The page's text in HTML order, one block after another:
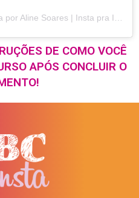
DE COMO VOCÊ
APÓS CONCLUIR O